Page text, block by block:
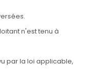
n'est tenu à
par la loi applicable,